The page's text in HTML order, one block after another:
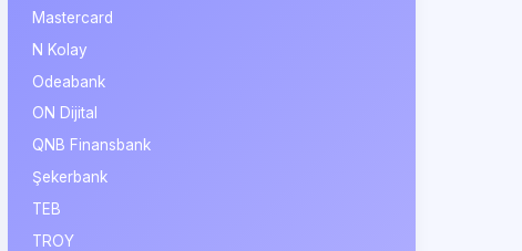
Mastercard
N Kolay
Odeabank
ON Dijital
QNB Finansbank
Şekerbank
TEB
TROY